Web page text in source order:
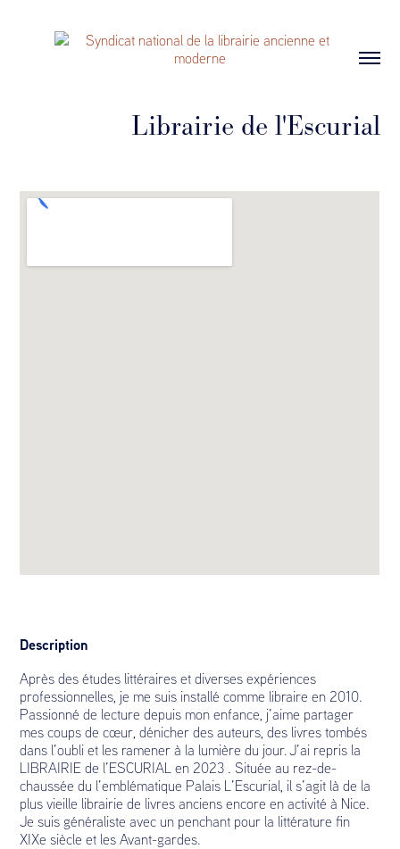
Librairie de l'Escurial
Description
Après des études littéraires et diverses expériences
professionnelles, je me suis installé comme libraire en 2010.
Passionné de lecture depuis mon enfance, j’aime partager
mes coups de cœur, dénicher des auteurs, des livres tombés
dans l’oubli et les ramener à la lumière du jour.J’ai repris la
LIBRAIRIE de l’ESCURIAL en 2023 . Située au rez-de-
chaussée du l’emblématique Palais L’Escurial, il s’agit là de la
plus vieille librairie de livres anciens encore en activité à Nice.
Je suis généraliste avec un penchant pour la littérature fin
XIXe siècle et les Avant-gardes.